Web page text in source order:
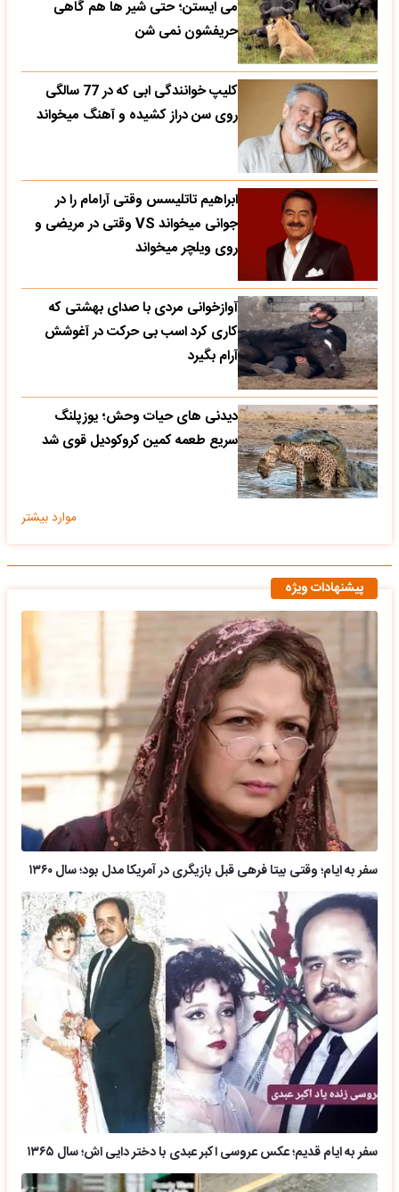
می‌ ایستن؛ حتی شیر ها هم گاهی
حریفشون نمی‌ شن
کلیپ خوانندگی ابی که در 77 سالگی
روی سن دراز کشیده و آهنگ میخواند
ابراهیم تاتلیسس وقتی آرامام را در
جوانی میخواند VS وقتی در مریضی و
روی ویلچر میخواند
آوازخوانی مردی با صدای بهشتی که
کاری کرد اسب بی حرکت در آغوشش
آرام بگیرد
دیدنی های حیات وحش؛ یوزپلنگ
سریع طعمه کمین کروکودیل قوی شد
موارد بیشتر
پیشنهادات ویژه
سفر به ایام؛ وقتی بیتا فرهی قبل بازیگری در آمریکا مدل بود؛ سال ۱۳۶۰
سفر به ایام قدیم؛ عکس عروسی اکبر عبدی با دختر دایی اش؛ سال ۱۳۶۵